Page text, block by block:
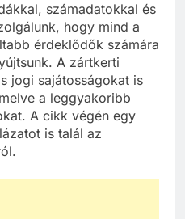
számadatokkal és
hogy mind a
érdeklődők számára
A zártkerti
jogi sajátosságokat is
a leggyakoribb
A cikk végén egy
is talál az